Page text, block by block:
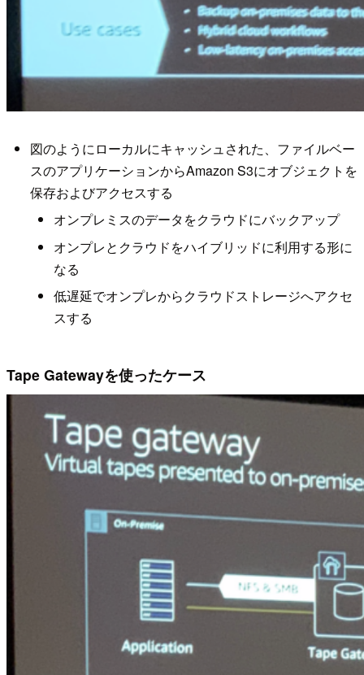
図のようにローカルにキャッシュされた、ファイルベー
スのアプリケーションからAmazon S3にオブジェクトを
保存およびアクセスする
オンプレミスのデータをクラウドにバックアップ
オンプレとクラウドをハイブリッドに利用する形に
なる
低遅延でオンプレからクラウドストレージへアクセ
スする
Tape Gatewayを使ったケース